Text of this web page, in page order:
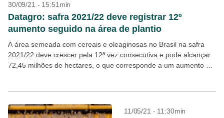
30/09/21 - 15:51min
Datagro: safra 2021/22 deve registrar 12º
aumento seguido na área de plantio
A área semeada com cereais e oleaginosas no Brasil na safra
2021/22 deve crescer pela 12ª vez consecutiva e pode alcançar
72,45 milhões de hectares, o que corresponde a um aumento de
11/05/21 - 11:30min